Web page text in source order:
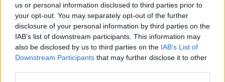
us or personal information disclosed to third parties prior to
your opt-out. You may separately opt-out of the further
disclosure of your personal information by third parties on the
IAB’s list of downstream participants. This information may
also be disclosed by us to third parties on the IAB’s List of
Downstream Participants that may further disclose it to other